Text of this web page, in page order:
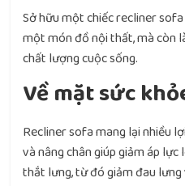
Sở hữu một chiếc recliner
một món đồ nội thất, mà còn
chất lượng cuộc sống.
Về mặt sức
Recliner sofa mang lại nhiều
và nâng chân giúp giảm áp
thắt lưng, từ đó giảm đau